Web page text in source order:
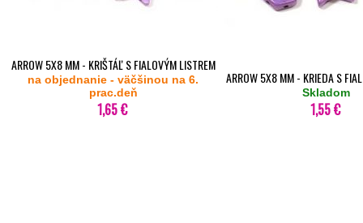
ARROW 5X8 MM - KRIŠTÁĽ S FIALOVÝM LISTREM
15726- 20KS
na objednanie - väčšinou na 6.
prac.deň
1,65 €
ARROW 5X8 MM - KRIEDA S
15726- 20KS
Skladom
1,55 €